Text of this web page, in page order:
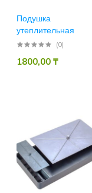
Подушка
утеплительная
(0)
1800,00 ₸